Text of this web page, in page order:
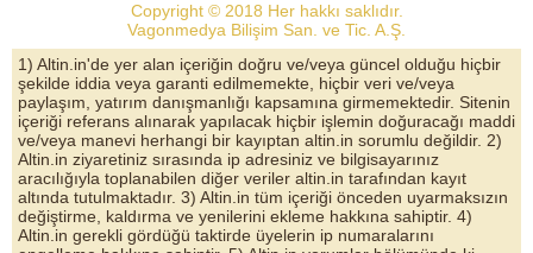
Altın Yorumları
Döviz Kurları
Çeyrek Altın
Bitcoin
Euro/Dolar Parite
Copyright © 2018 Her hakkı saklıdır.
Vagonmedya Bilişim San. ve Tic. A.Ş.
1) Altin.in'de yer alan içeriğin doğru ve/veya güncel olduğu hiçbir
şekilde iddia veya garanti edilmemekte, hiçbir veri ve/veya
paylaşım, yatırım danışmanlığı kapsamına girmemektedir. Sitenin
içeriği referans alınarak yapılacak hiçbir işlemin doğuracağı maddi
ve/veya manevi herhangi bir kayıptan altin.in sorumlu değildir. 2)
Altin.in ziyaretiniz sırasında ip adresiniz ve bilgisayarınız
aracılığıyla toplanabilen diğer veriler altin.in tarafından kayıt
altında tutulmaktadır. 3) Altin.in tüm içeriği önceden uyarmaksızın
değiştirme, kaldırma ve yenilerini ekleme hakkına sahiptir. 4)
Altin.in gerekli gördüğü taktirde üyelerin ip numaralarını